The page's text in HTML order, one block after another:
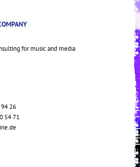
for music and media
26
54 71